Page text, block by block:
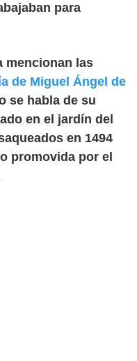
para
mencionan las
de Miguel Ángel de
se habla de su
en el jardín del
en 1494
promovida por el